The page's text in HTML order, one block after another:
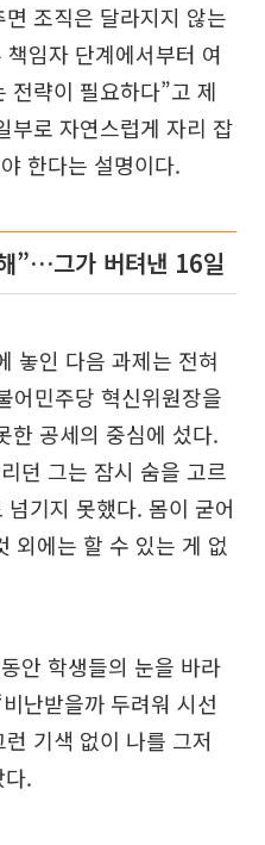
면 조직은 달라지지 않는
임자 단계에서부터 여
전략이 필요하다”고 제
부로 자연스럽게 자리 잡
한다는 설명이다.
”…그가 버텨낸 16일
놓인 다음 과제는 전혀
어민주당 혁신위원장을
한 공세의 중심에 섰다.
던 그는 잠시 숨을 고르
기지 못했다. 몸이 굳어
외에는 할 수 있는 게 없
안 학생들의 눈을 바라
난받을까 두려워 시선
기색 없이 나를 그저
.